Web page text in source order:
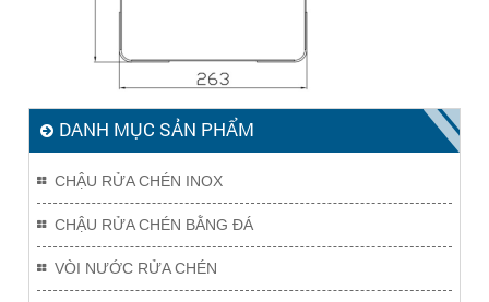
DANH MỤC SẢN PHẨM
CHẬU RỬA CHÉN INOX
CHẬU RỬA CHÉN BẰNG ĐÁ
VÒI NƯỚC RỬA CHÉN